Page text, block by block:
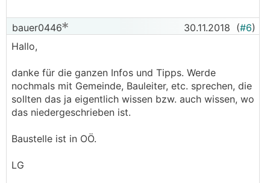
bauer0446 30.11.2018 (#6)
Hallo,
danke für die ganzen Infos und Tipps. Werde
nochmals mit Gemeinde, Bauleiter, etc. sprechen, die
sollten das ja eigentlich wissen bzw. auch wissen, wo
das niedergeschrieben ist.
Baustelle ist in OÖ.
LG